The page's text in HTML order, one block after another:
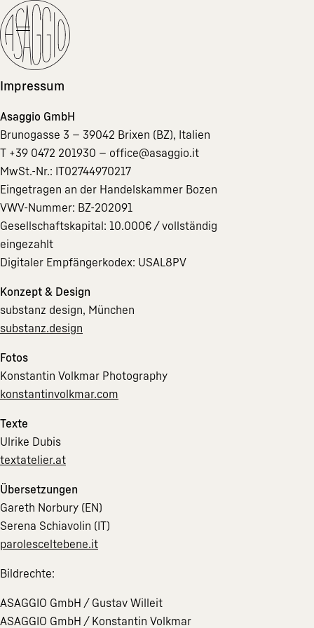
Impressum
Asaggio GmbH
Brunogasse 3 — 39042 Brixen (BZ), Italien
T +39 0472 201930 — office@asaggio.it
MwSt.-Nr.: IT02744970217
Eingetragen an der Handelskammer Bozen
VWV-Nummer: BZ-202091
Gesellschaftskapital: 10.000€ / vollständig
eingezahlt
Digitaler Empfängerkodex: USAL8PV
Konzept & Design
substanz design, München
substanz.design
Fotos
Konstantin Volkmar Photography
konstantinvolkmar.com
Texte
Ulrike Dubis
textatelier.at
Übersetzungen
Gareth Norbury (EN)
Serena Schiavolin (IT)
parolesceltebene.it
Bildrechte:
ASAGGIO GmbH / Gustav Willeit
ASAGGIO GmbH / Konstantin Volkmar